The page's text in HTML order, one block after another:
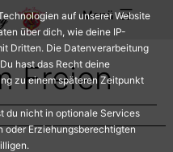
Menü
Freien
auf unserer Website
über dich, wie deine IP-
Dritten. Die Datenverarbeitung
hast das Recht deine
zu einem späteren Zeitpunkt
du nicht in optionale Services
oder Erziehungsberechtigten